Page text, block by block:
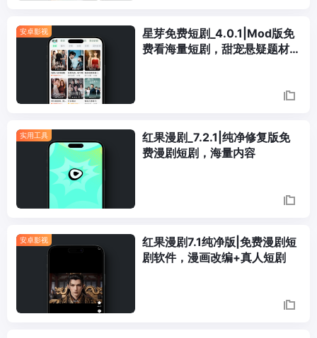
安卓影视
星芽免费短剧_4.0.1|Mod版免
费看海量短剧，甜宠悬疑题材丰
实用工具
红果漫剧_7.2.1|纯净修复版免
费漫剧短剧，海量内容
安卓影视
红果漫剧7.1纯净版|免费漫剧短
剧软件，漫画改编+真人短剧